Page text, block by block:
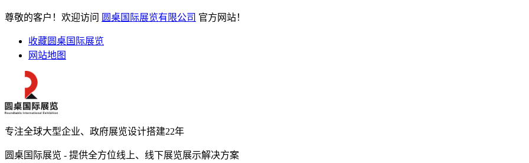
尊敬的客户！欢迎访问 圆桌国际展览有限公司 官方网站！
收藏圆桌国际展览
网站地图
专注全球大型企业、政府展览设计搭建22年
圆桌国际展览 - 提供全方位线上、线下展览展示解决方案